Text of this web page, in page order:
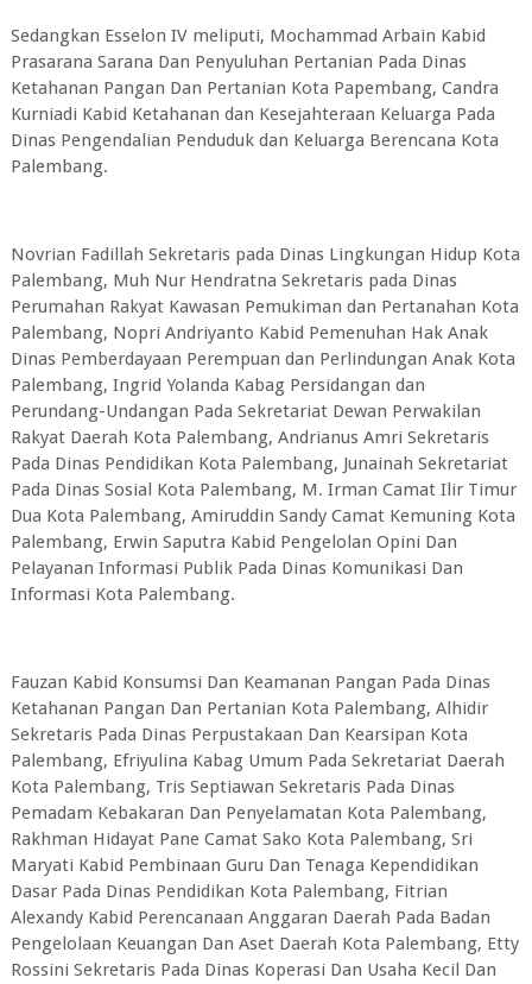
Sedangkan Esselon IV meliputi, Mochammad Arbain Kabid
Prasarana Sarana Dan Penyuluhan Pertanian Pada Dinas
Ketahanan Pangan Dan Pertanian Kota Papembang, Candra
Kurniadi Kabid Ketahanan dan Kesejahteraan Keluarga Pada
Dinas Pengendalian Penduduk dan Keluarga Berencana Kota
Palembang.
Novrian Fadillah Sekretaris pada Dinas Lingkungan Hidup Kota
Palembang, Muh Nur Hendratna Sekretaris pada Dinas
Perumahan Rakyat Kawasan Pemukiman dan Pertanahan Kota
Palembang, Nopri Andriyanto Kabid Pemenuhan Hak Anak
Dinas Pemberdayaan Perempuan dan Perlindungan Anak Kota
Palembang, Ingrid Yolanda Kabag Persidangan dan
Perundang-Undangan Pada Sekretariat Dewan Perwakilan
Rakyat Daerah Kota Palembang, Andrianus Amri Sekretaris
Pada Dinas Pendidikan Kota Palembang, Junainah Sekretariat
Pada Dinas Sosial Kota Palembang, M. Irman Camat Ilir Timur
Dua Kota Palembang, Amiruddin Sandy Camat Kemuning Kota
Palembang, Erwin Saputra Kabid Pengelolan Opini Dan
Pelayanan Informasi Publik Pada Dinas Komunikasi Dan
Informasi Kota Palembang.
Fauzan Kabid Konsumsi Dan Keamanan Pangan Pada Dinas
Ketahanan Pangan Dan Pertanian Kota Palembang, Alhidir
Sekretaris Pada Dinas Perpustakaan Dan Kearsipan Kota
Palembang, Efriyulina Kabag Umum Pada Sekretariat Daerah
Kota Palembang, Tris Septiawan Sekretaris Pada Dinas
Pemadam Kebakaran Dan Penyelamatan Kota Palembang,
Rakhman Hidayat Pane Camat Sako Kota Palembang, Sri
Maryati Kabid Pembinaan Guru Dan Tenaga Kependidikan
Dasar Pada Dinas Pendidikan Kota Palembang, Fitrian
Alexandy Kabid Perencanaan Anggaran Daerah Pada Badan
Pengelolaan Keuangan Dan Aset Daerah Kota Palembang, Etty
Rossini Sekretaris Pada Dinas Koperasi Dan Usaha Kecil Dan